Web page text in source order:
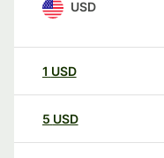
USD
1 USD
5 USD